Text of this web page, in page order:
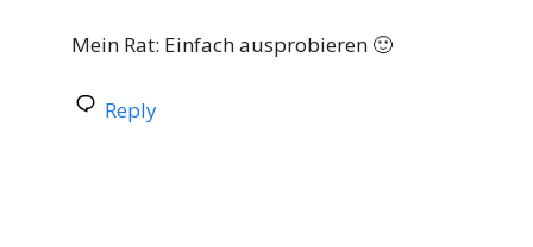
Mein Rat: Einfach ausprobieren 🙂
Reply